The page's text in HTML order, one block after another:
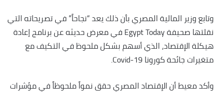
وتابع وزير المالية المصري بأن ذلك يعد “نجاحاً” في تصريحاته التي
نقلتها صحيفة Egypt Today في معرض حديثه عن برنامج إعادة
هيكلة الإقتصاد، الذي أسهم بشكل ملحوظ في التكيف مع
متغيرات جائحة كورونا Covid-19.
وأكد معيط أن الإقتصاد المصري حقق نمواً ملحوظاً في مؤشرات